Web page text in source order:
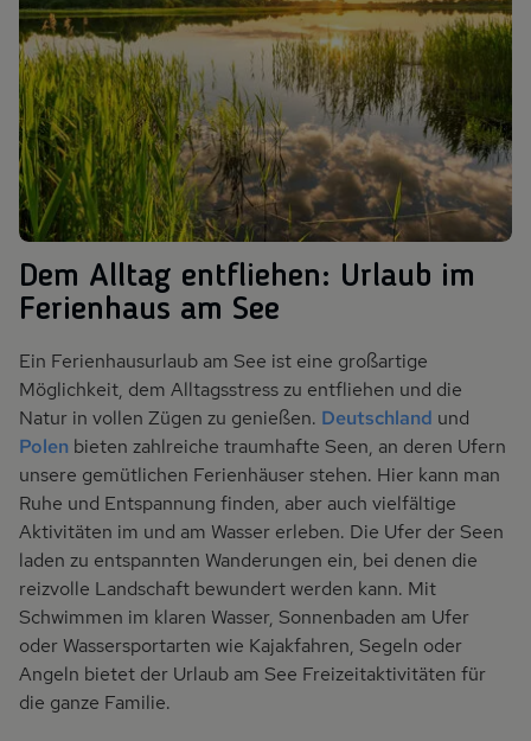
Dem Alltag entfliehen: Urlaub im
Ferienhaus am See
Ein Ferienhausurlaub am See ist eine großartige
Möglichkeit, dem Alltagsstress zu entfliehen und die
Natur in vollen Zügen zu genießen. Deutschland und
Polen bieten zahlreiche traumhafte Seen, an deren Ufern
unsere gemütlichen Ferienhäuser stehen. Hier kann man
Ruhe und Entspannung finden, aber auch vielfältige
Aktivitäten im und am Wasser erleben. Die Ufer der Seen
laden zu entspannten Wanderungen ein, bei denen die
reizvolle Landschaft bewundert werden kann. Mit
Schwimmen im klaren Wasser, Sonnenbaden am Ufer
oder Wassersportarten wie Kajakfahren, Segeln oder
Angeln bietet der Urlaub am See Freizeitaktivitäten für
die ganze Familie.